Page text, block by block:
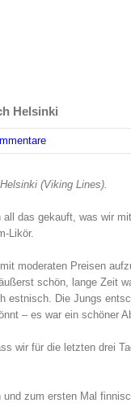
Helsinki
(Viking Lines).
das gekauft, was wir
Likör.
moderaten Preisen
schön, lange
estnisch. Die Jungs
– es war ein schöner
wir für die letzten drei
zum ersten Mal